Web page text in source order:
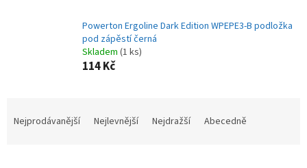
Powerton Ergoline Dark Edition WPEPE3-B podložka
pod zápěstí černá
Skladem (1 ks)
114 Kč
Nejprodávanější Nejlevnější Nejdražší Abecedně